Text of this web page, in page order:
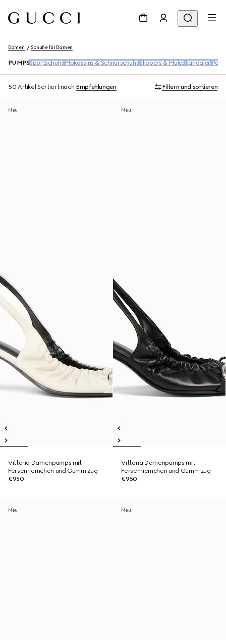
Damen Schuhe für Damen
PUMPS Sportschuhe Mokassins & SchnürschuheSlippers & Mules Sandalen
50 Artikel Sortiert nach Empfehlungen Filtern und sortieren
Neu
Vittoria Damenpumps mit
Fersenriemchen und Gummizug
€950
Neu
Vittoria Damenpumps mit
Fersenriemchen und Gummizug
€950
Neu Neu